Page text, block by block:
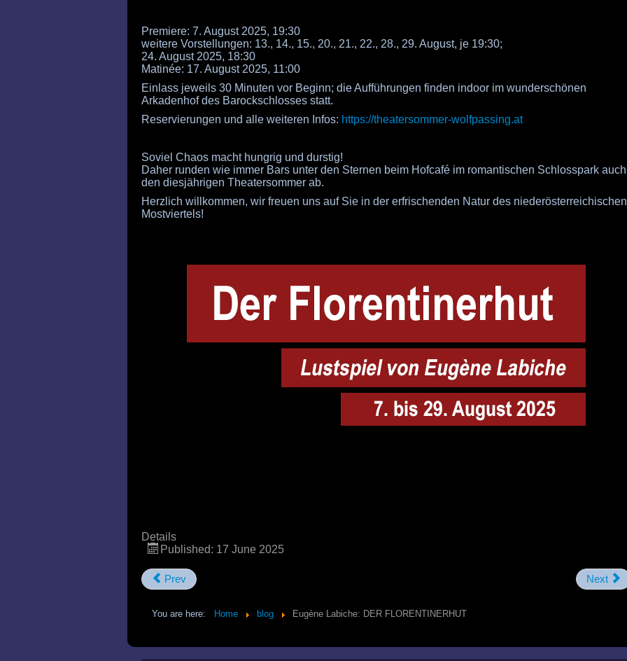
Premiere: 7. August 2025, 19:30
weitere Vorstellungen: 13., 14., 15., 20., 21., 22., 28., 29. August, je 19:30;
24. August 2025, 18:30
Matinée: 17. August 2025, 11:00
Einlass jeweils 30 Minuten vor Beginn; die Aufführungen finden indoor im wunderschönen
Arkadenhof des Barockschlosses statt.
Reservierungen und alle weiteren Infos: https://theatersommer-wolfpassing.at
Soviel Chaos macht hungrig und durstig!
Daher runden wie immer Bars unter den Sternen beim Hofcafé im romantischen Schlosspark auch
den diesjährigen Theatersommer ab.
Herzlich willkommen, wir freuen uns auf Sie in der erfrischenden Natur des niederösterreichischen
Mostviertels!
Details
Published: 17 June 2025
Prev Next
You are here: Home blog Eugène Labiche: DER FLORENTINERHUT